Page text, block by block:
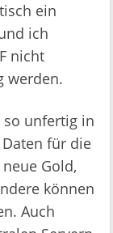
ein
ich
nicht
werden.
so unfertig in
für die
Gold,
können
Auch